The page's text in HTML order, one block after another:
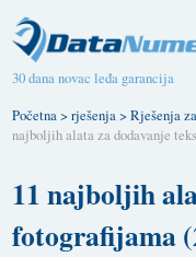
30 dana novac leđa garancija
Početna>rješenja>Rješenja
najboljih alata za dodavanje
11 najboljih
fotografijama